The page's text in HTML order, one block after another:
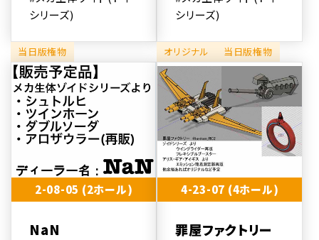
シリーズ)
当日版権物
シリーズ)
オリジナル 当日版権物
2-08-05 (2ホール)
NaN
4-23-07 (4ホール)
罪屋ファクトリー